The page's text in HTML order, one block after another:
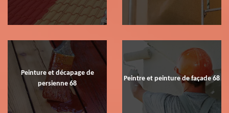
Peinture et décapage de
persienne 68
Peintre et peinture de façade 68